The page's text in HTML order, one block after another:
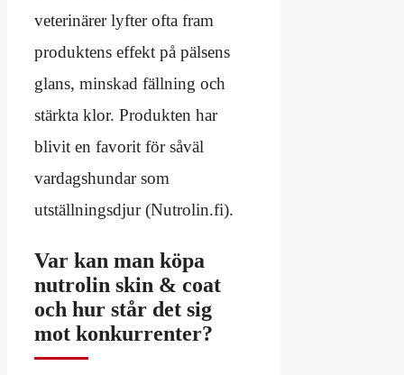
veterinärer lyfter ofta fram
produktens effekt på pälsens
glans, minskad fällning och
stärkta klor. Produkten har
blivit en favorit för såväl
vardagshundar som
utställningsdjur (Nutrolin.fi).
Var kan man köpa
nutrolin skin & coat
och hur står det sig
mot konkurrenter?